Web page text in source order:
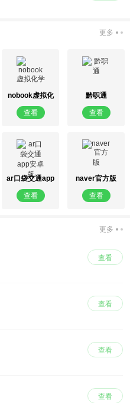
更多
nobook虚拟化
学
查看
黔职通
查看
ar口袋交通app
安卓版
查看
naver官方版
查看
更多
查看
查看
查看
查看